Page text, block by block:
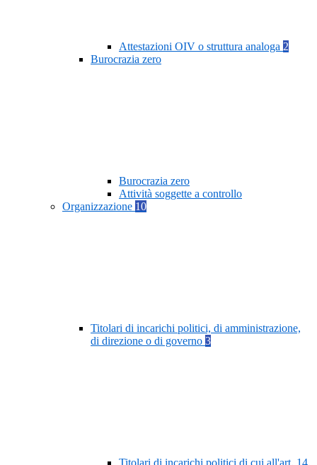
Attestazioni OIV o struttura analoga 2
Burocrazia zero
Burocrazia zero
Attività soggette a controllo
Organizzazione 10
Titolari di incarichi politici, di amministrazione,
di direzione o di governo 3